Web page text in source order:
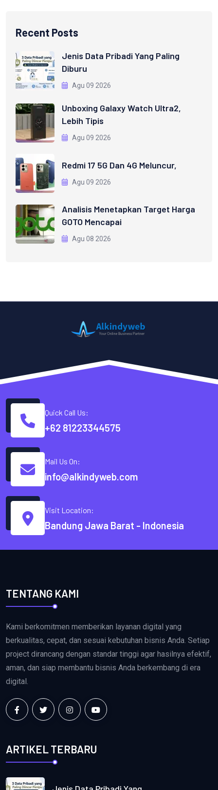
Recent Posts
Jenis Data Pribadi Yang Paling
Diburu
Agu 09 2026
Unboxing Galaxy Watch Ultra2,
Lebih Tipis
Agu 09 2026
Redmi 17 5G Dan 4G Meluncur,
Agu 09 2026
Analisis Menetapkan Target Harga
GOTO Mencapai
Agu 08 2026
Quick Call Us:
+62 81223344575
Mail Us On:
info@alkindyweb.com
Visit Location:
Bandung Jawa Barat - Indonesia
TENTANG KAMI
Kami berkomitmen memberikan layanan digital yang
berkualitas, cepat, dan sesuai kebutuhan bisnis Anda. Setiap
project dirancang dengan standar tinggi agar hasilnya efektif,
aman, dan siap membantu bisnis Anda berkembang di era
digital.
ARTIKEL TERBARU